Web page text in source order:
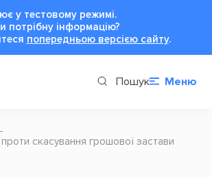
у тестовому режимі.
потрібну інформацію?
попередньою версією сайту.
Пошук Меню
скасування грошової застави